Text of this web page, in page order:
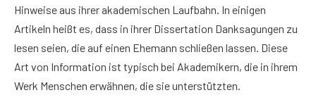
Hinweise aus ihrer akademischen Laufbahn. In einigen
Artikeln heißt es, dass in ihrer Dissertation Danksagungen zu
lesen seien, die auf einen Ehemann schließen lassen. Diese
Art von Information ist typisch bei Akademikern, die in ihrem
Werk Menschen erwähnen, die sie unterstützten.